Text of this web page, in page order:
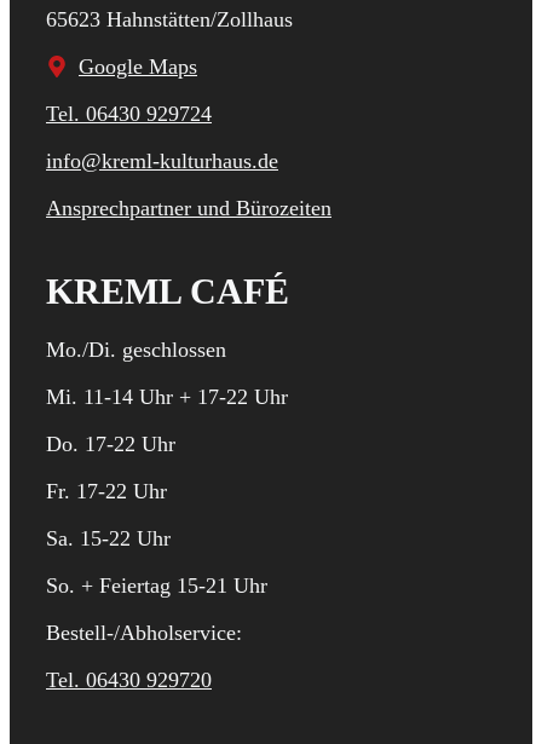
65623 Hahnstätten/Zollhaus
Google Maps
Tel. 06430 929724
info@kreml-kulturhaus.de
Ansprechpartner und Bürozeiten
KREML CAFÉ
Mo./Di. geschlossen
Mi. 11-14 Uhr + 17-22 Uhr
Do. 17-22 Uhr
Fr. 17-22 Uhr
Sa. 15-22 Uhr
So. + Feiertag 15-21 Uhr
Bestell-/Abholservice:
Tel. 06430 929720